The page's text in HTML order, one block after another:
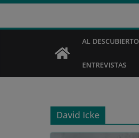
AL DESCUBIERTO
ENTREVISTAS
David Icke